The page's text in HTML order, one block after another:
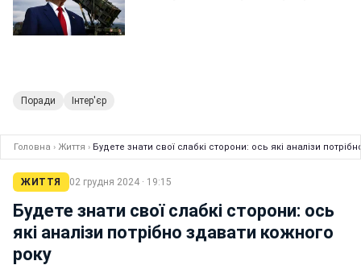
Поради Інтер'єр
Головна › Життя › Будете знати свої слабкі сторони: ось які аналізи
ЖИТТЯ 02 грудня 2024 · 19:15
Будете знати свої слабкі сторони: ось
які аналізи потрібно здавати кожного
року